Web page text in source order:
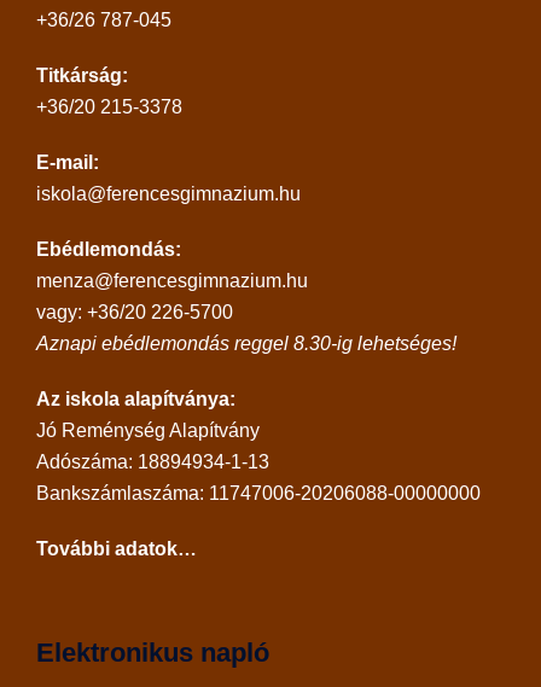
+36/26 787-045
Titkárság:
+36/20 215-3378
E-mail:
iskola@ferencesgimnazium.hu
Ebédlemondás:
menza@ferencesgimnazium.hu
vagy: +36/20 226-5700
Aznapi ebédlemondás reggel 8.30-ig lehetséges!
Az iskola alapítványa:
Jó Reménység Alapítvány
Adószáma: 18894934-1-13
Bankszámlaszáma: 11747006-20206088-00000000
További adatok…
Elektronikus napló